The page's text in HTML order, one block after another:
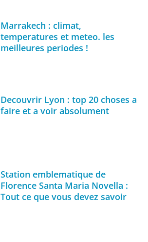
Marrakech : climat,
temperatures et meteo. les
meilleures periodes !
Decouvrir Lyon : top 20 choses a
faire et a voir absolument
Station emblematique de
Florence Santa Maria Novella :
Tout ce que vous devez savoir